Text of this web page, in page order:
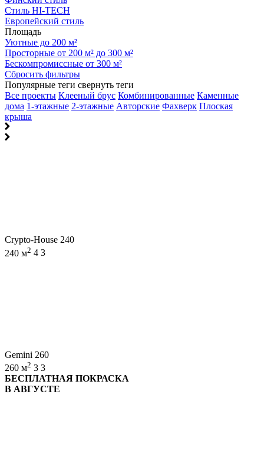
Стиль HI-TECH
Европейский стиль
Площадь
Уютные до 200 м²
Просторные от 200 м² до 300 м²
Бескомпромиссные от 300 м²
Сбросить фильтры
Популярные теги свернуть теги
Все проекты Клееный брус Комбинированные Каменные
дома 1-этажные 2-этажные Авторские Фахверк Плоская
крыша
Crypto-House 240
240 м2 4 3
Gemini 260
260 м2 3 3
БЕСПЛАТНАЯ ПОКРАСКА
В АВГУСТЕ